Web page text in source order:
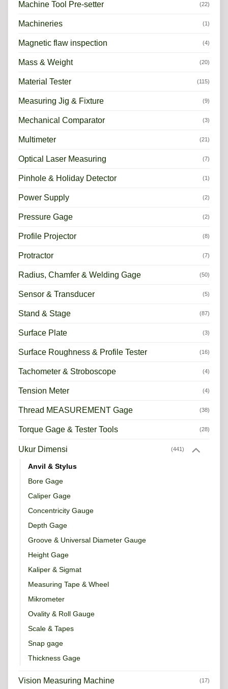
Machine Tool Pre-setter (22)
Machineries (1)
Magnetic flaw inspection (4)
Mass & Weight (20)
Material Tester (115)
Measuring Jig & Fixture (9)
Mechanical Comparator (3)
Multimeter (21)
Optical Laser Measuring (7)
Pinhole & Holiday Detector (1)
Power Supply (2)
Pressure Gage (2)
Profile Projector (8)
Protractor (7)
Radius, Chamfer & Welding Gage (50)
Sensor & Transducer (5)
Stand & Stage (87)
Surface Plate (3)
Surface Roughness & Profile Tester (16)
Tachometer & Stroboscope (4)
Tension Meter (4)
Thread MEASUREMENT Gage (38)
Torque Gage & Tester Tools (28)
Ukur Dimensi (441)
Anvil & Stylus
Bore Gage
Caliper Gage
Concentricity Gauge
Depth Gage
Groove & Universal Diameter Gauge
Height Gage
Kaliper & Sigmat
Measuring Tape & Wheel
Mikrometer
Ovality & Roll Gauge
Scale & Tapes
Snap gage
Thickness Gage
Vision Measuring Machine (17)